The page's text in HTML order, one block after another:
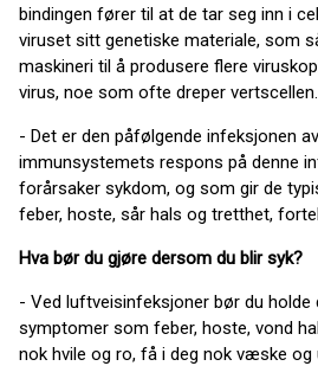
bindingen fører til at de tar seg inn i
viruset sitt genetiske materiale, som
maskineri til å produsere flere
virus, noe som ofte dreper vertscellen.
- Det er den påfølgende infeksjonen
immunsystemets respons på denne
forårsaker sykdom, og som gir de
feber, hoste, sår hals og tretthet,
Hva bør du gjøre dersom du blir syk?
- Ved luftveisinfeksjoner bør du holde
symptomer som feber, hoste, vond
nok hvile og ro, få i deg nok væske og